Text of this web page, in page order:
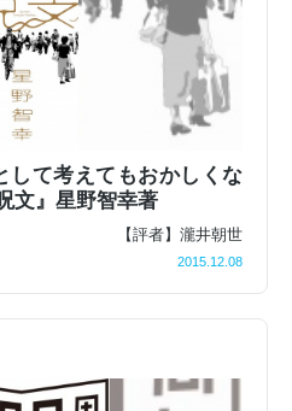
して考えてもおかしくな
文』星野智幸著
【評者】瀧井朝世
2015.12.08